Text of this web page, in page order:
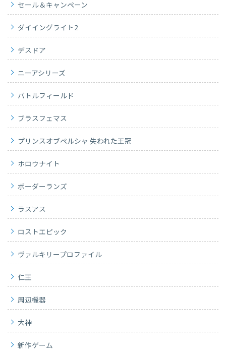
セール＆キャンペーン
ダイイングライト2
デスドア
ニーアシリーズ
バトルフィールド
ブラスフェマス
プリンスオブペルシャ 失われた王冠
ホロウナイト
ボーダーランズ
ラスアス
ロストエピック
ヴァルキリープロファイル
仁王
周辺機器
大神
新作ゲーム